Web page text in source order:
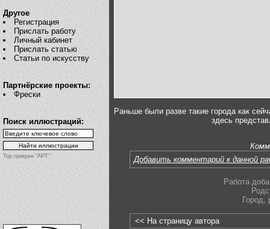
Другое
Регистрация
Прислать работу
Личный кабинет
Прислать статью
Статьи по искусству
Партнёрские проекты:
Фрески
Поиск иллюстраций:
Top галереи "АРТ"
Раньше были разве такие города как
здесь
Добавить комментарий к данной
Работа
Город
<< На страницу автора